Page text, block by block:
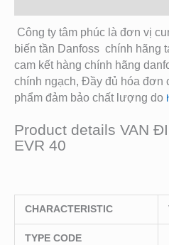
Công ty tâm phúc là đơn vị
biến tần Danfoss chính hãng
cam kết hàng chính hãng
chính ngạch, Đầy đủ hóa đơn
phẩm đảm bảo chất lượng do
Product details VAN
EVR 40
CHARACTERISTIC
TYPE CODE